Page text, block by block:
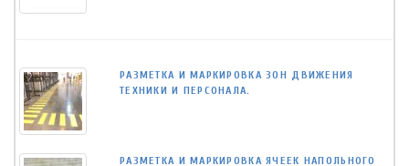
РАЗМЕТКА И МАРКИРОВКА ЗОН ДВИЖЕНИЯ
ТЕХНИКИ И ПЕРСОНАЛА.
РАЗМЕТКА И МАРКИРОВКА ЯЧЕЕК НАПОЛЬНОГО